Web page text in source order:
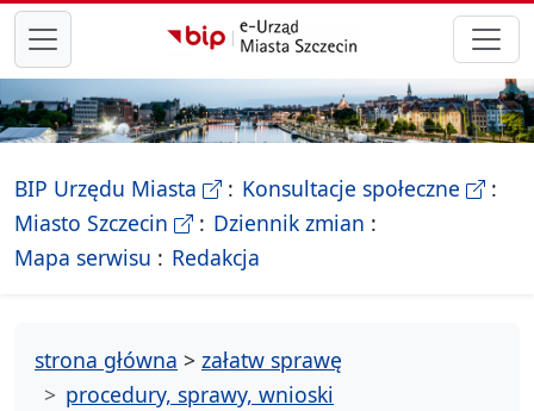
przejdź do głównego menu
BIP Urzędu Miasta - Biletyn Informacji Publicznej
Konsultacje społeczne-
Miasto Szczecin - Oficjalna strona Miasta Szczecin
Dziennik zmian
Mapa serwisu - drzewko rozdziałów
Redakcja
strona główna > załatw sprawę
procedury, sprawy, wnioski